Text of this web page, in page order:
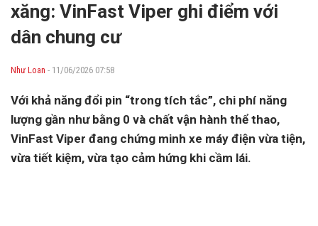
xăng: VinFast Viper ghi điểm với
dân chung cư
Như Loan - 11/06/2026 07:58
Với khả năng đổi pin “trong tích tắc”, chi phí năng
lượng gần như bằng 0 và chất vận hành thể thao,
VinFast Viper đang chứng minh xe máy điện vừa tiện,
vừa tiết kiệm, vừa tạo cảm hứng khi cầm lái.